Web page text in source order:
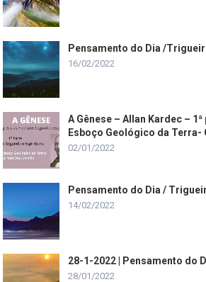
Pensamento do Dia /
16/02/2022
A Gênese – Allan Kardec – 1ª
Esboço Geológico da Terra-
02/01/2022
Pensamento do Dia /
14/02/2022
28-1-2022 | Pensamento do
28/01/2022